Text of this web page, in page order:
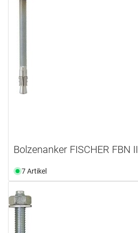
Bolzenanker FISCHER FBN II
7 Artikel